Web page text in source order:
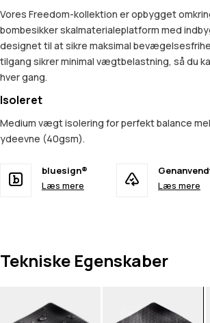
Vores Freedom-kollektion er opbygget
bombesikker skalmaterialeplatform med
designet til at sikre maksimal
tilgang sikrer minimal vægtbelastning, så du
hver gang.
Isoleret
Medium vægt isolering for perfekt balance
ydeevne (40gsm).
bluesign®
Læs mere
Læs mere
Tekniske Egenskaber